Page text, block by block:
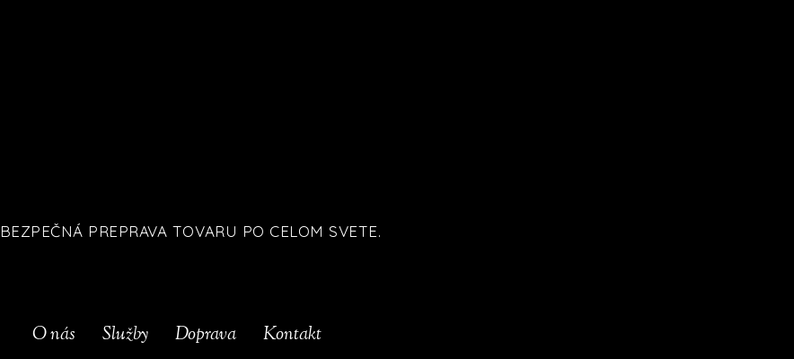
BEZPEČNÁ PREPRAVA TOVARU PO CELOM SVETE.
O nás Služby Doprava Kontakt